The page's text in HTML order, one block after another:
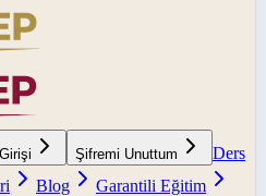
Şifremi Unuttum
Ders
Blog
Garantili Eğitim